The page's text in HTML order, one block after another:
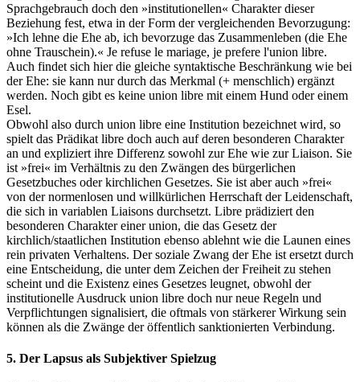
Sprachgebrauch doch den »institutionellen« Charakter dieser
Beziehung fest, etwa in der Form der vergleichenden Bevorzugung:
»Ich lehne die Ehe ab, ich bevorzuge das Zusammenleben (die Ehe
ohne Trauschein).« Je refuse le mariage, je prefere l'union libre.
Auch findet sich hier die gleiche syntaktische Beschränkung wie bei
der Ehe: sie kann nur durch das Merkmal (+ menschlich) ergänzt
werden. Noch gibt es keine union libre mit einem Hund oder einem
Esel.
Obwohl also durch union libre eine Institution bezeichnet wird, so
spielt das Prädikat libre doch auch auf deren besonderen Charakter
an und expliziert ihre Differenz sowohl zur Ehe wie zur Liaison. Sie
ist »frei« im Verhältnis zu den Zwängen des bürgerlichen
Gesetzbuches oder kirchlichen Gesetzes. Sie ist aber auch »frei«
von der normenlosen und willkürlichen Herrschaft der Leidenschaft,
die sich in variablen Liaisons durchsetzt. Libre prädiziert den
besonderen Charakter einer union, die das Gesetz der
kirchlich/staatlichen Institution ebenso ablehnt wie die Launen eines
rein privaten Verhaltens. Der soziale Zwang der Ehe ist ersetzt durch
eine Entscheidung, die unter dem Zeichen der Freiheit zu stehen
scheint und die Existenz eines Gesetzes leugnet, obwohl der
institutionelle Ausdruck union libre doch nur neue Regeln und
Verpflichtungen signalisiert, die oftmals von stärkerer Wirkung sein
können als die Zwänge der öffentlich sanktionierten Verbindung.
5. Der Lapsus als Subjektiver Spielzug